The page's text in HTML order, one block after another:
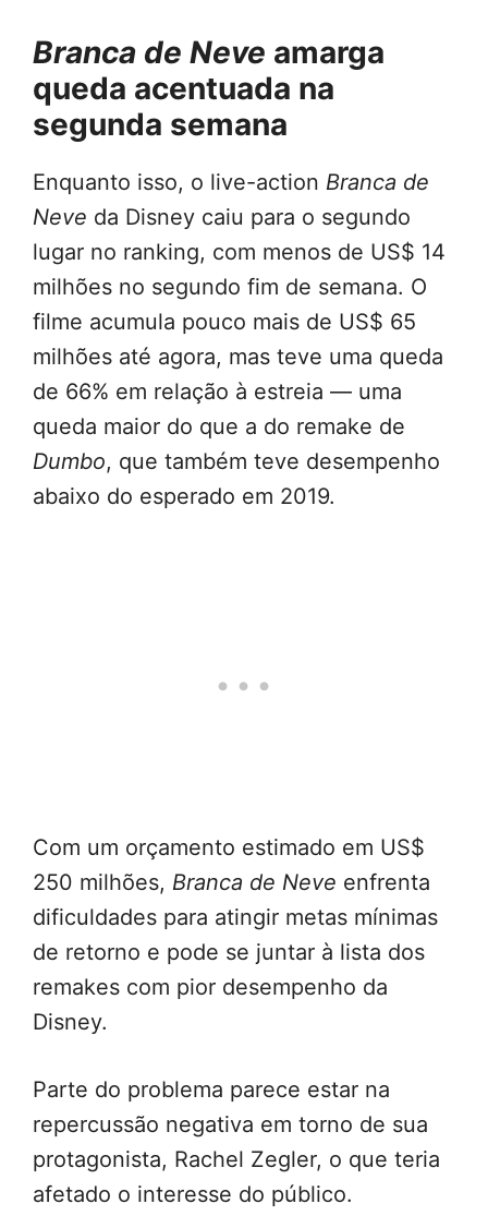
Branca de Neve amarga
queda acentuada na
segunda semana
Enquanto isso, o live-action Branca de
Neve da Disney caiu para o segundo
lugar no ranking, com menos de US$ 14
milhões no segundo fim de semana. O
filme acumula pouco mais de US$ 65
milhões até agora, mas teve uma queda
de 66% em relação à estreia — uma
queda maior do que a do remake de
Dumbo, que também teve desempenho
abaixo do esperado em 2019.
Com um orçamento estimado em US$
250 milhões, Branca de Neve enfrenta
dificuldades para atingir metas mínimas
de retorno e pode se juntar à lista dos
remakes com pior desempenho da
Disney.
Parte do problema parece estar na
repercussão negativa em torno de sua
protagonista, Rachel Zegler, o que teria
afetado o interesse do público.